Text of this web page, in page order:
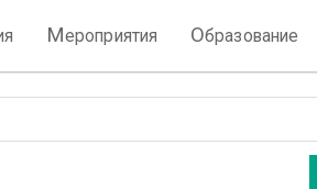
Мероприятия Образование